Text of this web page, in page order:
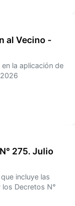
al Vecino -
la aplicación de
275. Julio
incluye las
Decretos N°